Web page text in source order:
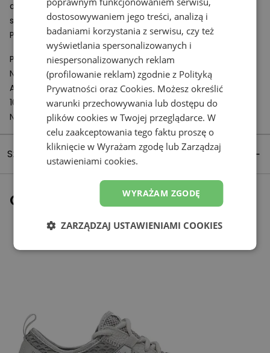
dzięki czemu zyskujemy lepszą kontrolę w trakcie
szybszego przemieszczania się po nierównym gruncie.
Podeszwa charakteryzuje się znakomitą przyczepnością.
Podmiot odpowiedzialny:
New Balance Europe BV
A-Factorij, Pilotenstraat 35 – 45
1059 CH Amsterdam
Netherlands
Szczegóły produktu
Ostatnio oglądane
dostosowywaniem jego treści, analizą i
badaniami korzystania z serwisu, czy też
wyświetlania spersonalizowanych i
niespersonalizowanych reklam
(profilowanie reklam) zgodnie z Polityką
Prywatności oraz Cookies. Możesz określić
warunki przechowywania lub dostępu do
plików cookies w Twojej przeglądarce. W
celu zaakceptowania tego faktu proszę o
kliknięcie w Wyrażam zgodę lub Zarządzaj
ustawieniami cookies.
WYRAŻAM ZGODĘ
ZARZĄDZAJ USTAWIENIAMI COOKIES